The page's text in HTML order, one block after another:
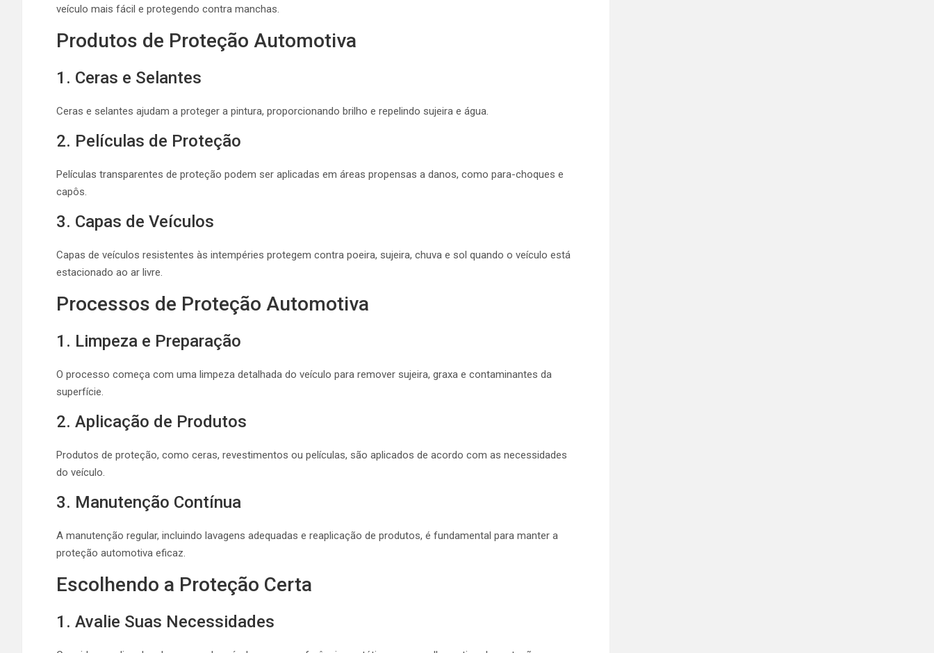
veículo mais fácil e protegendo contra manchas.
Produtos de Proteção Automotiva
1. Ceras e Selantes
Ceras e selantes ajudam a proteger a pintura, proporcionando brilho e repelindo sujeira e água.
2. Películas de Proteção
Películas transparentes de proteção podem ser aplicadas em áreas propensas a danos, como para-choques e
capôs.
3. Capas de Veículos
Capas de veículos resistentes às intempéries protegem contra poeira, sujeira, chuva e sol quando o veículo está
estacionado ao ar livre.
Processos de Proteção Automotiva
1. Limpeza e Preparação
O processo começa com uma limpeza detalhada do veículo para remover sujeira, graxa e contaminantes da
superfície.
2. Aplicação de Produtos
Produtos de proteção, como ceras, revestimentos ou películas, são aplicados de acordo com as necessidades
do veículo.
3. Manutenção Contínua
A manutenção regular, incluindo lavagens adequadas e reaplicação de produtos, é fundamental para manter a
proteção automotiva eficaz.
Escolhendo a Proteção Certa
1. Avalie Suas Necessidades